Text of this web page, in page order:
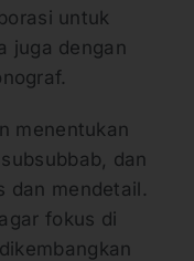
untuk
juga dengan
menentukan
dan
dan mendetail.
fokus di